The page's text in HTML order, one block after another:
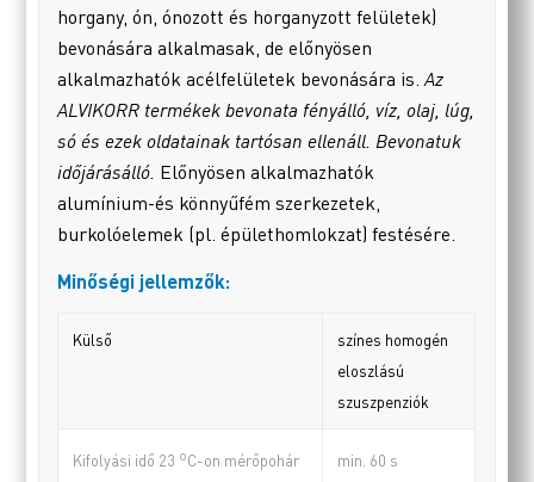
horgany, ón, ónozott és horganyzott felületek)
bevonására alkalmasak, de előnyösen
alkalmazhatók acélfelületek bevonására is.Az
ALVIKORR termékek bevonata fényálló, víz, olaj, lúg,
só és ezek oldatainak tartósan ellenáll. Bevonatuk
időjárásálló. Előnyösen alkalmazhatók
alumínium-és könnyűfém szerkezetek,
burkolóelemek (pl. épülethomlokzat) festésére.
Minőségi jellemzők:
Külső
színes homogén
eloszlású
szuszpenziók
Kifolyási idő 23 oC-on mérőpohár min. 60 s